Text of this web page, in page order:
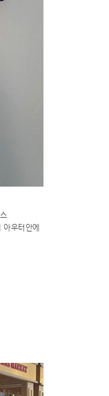
우터안에